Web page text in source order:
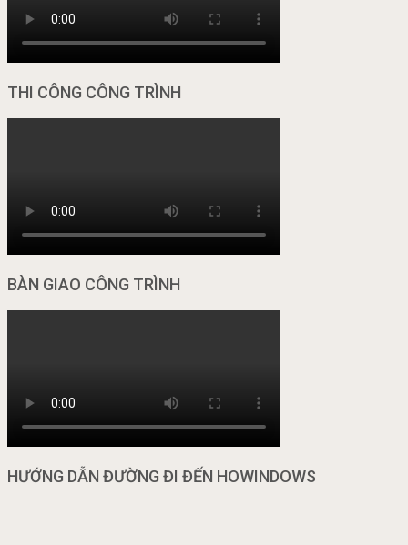
THI CÔNG CÔNG TRÌNH
BÀN GIAO CÔNG TRÌNH
HƯỚNG DẪN ĐƯỜNG ĐI ĐẾN HOWINDOWS